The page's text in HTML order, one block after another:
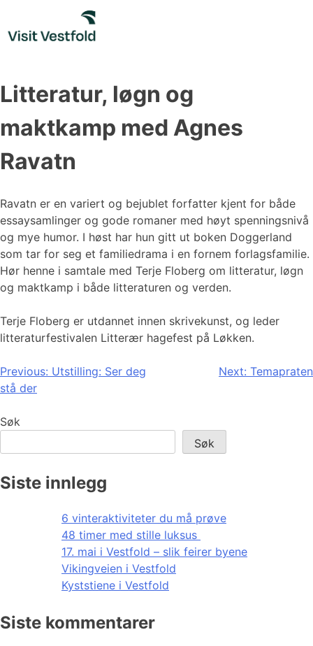
content
Litteratur, løgn og
maktkamp med Agnes
Ravatn
Ravatn er en variert og bejublet forfatter kjent for både
essaysamlinger og gode romaner med høyt spenningsnivå
og mye humor. I høst har hun gitt ut boken Doggerland
som tar for seg et familiedrama i en fornem forlagsfamilie.
Hør henne i samtale med Terje Floberg om litteratur, løgn
og maktkamp i både litteraturen og verden.
Terje Floberg er utdannet innen skrivekunst, og leder
litteraturfestivalen Litterær hagefest på Løkken.
Innleggsnavigasjon
Previous: Utstilling: Ser deg
stå der
Next: Temapraten
Søk
Søk
Siste innlegg
6 vinteraktiviteter du må prøve
48 timer med stille luksus
17. mai i Vestfold – slik feirer byene
Vikingveien i Vestfold
Kyststiene i Vestfold
Siste kommentarer